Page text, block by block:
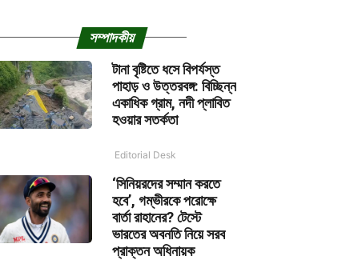
সম্পাদকীয়
টানা বৃষ্টিতে ধসে বিপর্যস্ত
পাহাড় ও উত্তরবঙ্গ: বিচ্ছিন্ন
একাধিক গ্রাম, নদী প্লাবিত
হওয়ার সতর্কতা
Editorial Desk
‘সিনিয়রদের সম্মান করতে
হবে’, গম্ভীরকে পরোক্ষে
বার্তা রাহানের? টেস্টে
ভারতের অবনতি নিয়ে সরব
প্রাক্তন অধিনায়ক